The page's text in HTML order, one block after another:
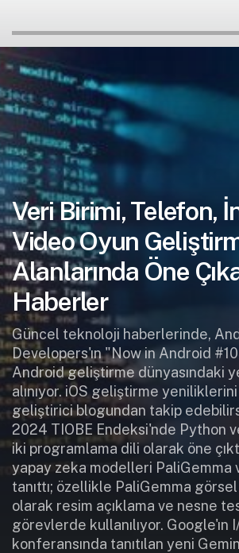
Veri Birimi, Telefon,
Video Oyun
Alanlarında Öne
Haberler
Güncel teknoloji haberlerinde,
Developers'ın "Now in Android
Android geliştirme dünyasındaki
alınıyor. iOS geliştirme yeniliklerini
geliştirici blogundan takip
2024 TIOBE Endeksi'nde Python
iki programlama dili olarak öne
yapay zeka modelleri PaliGemma
tanıttı; özellikle PaliGemma
olarak resim açıklama ve nesne
görevlerde kullanılıyor. Google'ın
konferansında tanıtılan yeni